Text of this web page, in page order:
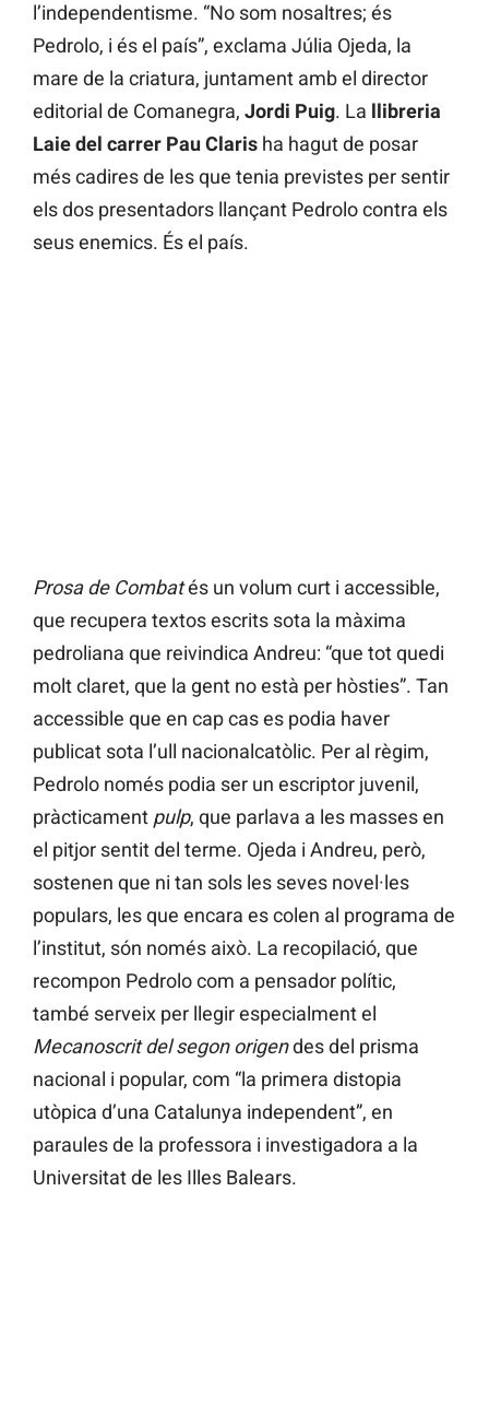
l’independentisme. “No som nosaltres; és
Pedrolo, i és el país”, exclama Júlia Ojeda, la
mare de la criatura, juntament amb el director
editorial de Comanegra, Jordi Puig. La llibreria
Laie del carrer Pau Claris ha hagut de posar
més cadires de les que tenia previstes per sentir
els dos presentadors llançant Pedrolo contra els
seus enemics. És el país.
Prosa de Combatés un volum curt i accessible,
que recupera textos escrits sota la màxima
pedroliana que reivindica Andreu: “que tot quedi
molt claret, que la gent no està per hòsties”. Tan
accessible que en cap cas es podia haver
publicat sota l’ull nacionalcatòlic. Per al règim,
Pedrolo només podia ser un escriptor juvenil,
pràcticament pulp, que parlava a les masses en
el pitjor sentit del terme. Ojeda i Andreu, però,
sostenen que ni tan sols les seves novel·les
populars, les que encara es colen al programa de
l’institut, són només això. La recopilació, que
recompon Pedrolo com a pensador polític,
també serveix per llegir especialment el
Mecanoscrit del segon origendes del prisma
nacional i popular, com “la primera distopia
utòpica d’una Catalunya independent”, en
paraules de la professora i investigadora a la
Universitat de les Illes Balears.